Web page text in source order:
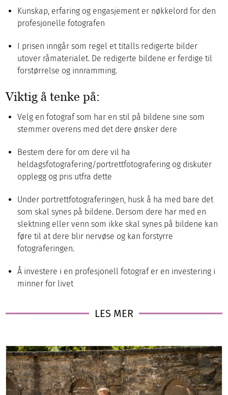
Kunskap, erfaring og engasjement er nøkkelord for den
profesjonelle fotografen
I prisen inngår som regel et titalls redigerte bilder
utover råmaterialet. De redigerte bildene er ferdige til
forstørrelse og innramming.
Viktig å tenke på:
Velg en fotograf som har en stil på bildene sine som
stemmer overens med det dere ønsker dere
Bestem dere for om dere vil ha
heldagsfotografering/portrettfotografering og diskuter
opplegg og pris utfra dette
Under portrettfotograferingen, husk å ha med bare det
som skal synes på bildene. Dersom dere har med en
slektning eller venn som ikke skal synes på bildene kan
føre til at dere blir nervøse og kan forstyrre
fotograferingen.
Å investere i en profesjonell fotograf er en investering i
minner for livet
LES MER